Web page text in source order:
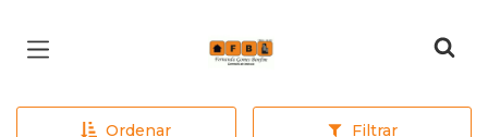
Página inicial
Ordenar Filtrar